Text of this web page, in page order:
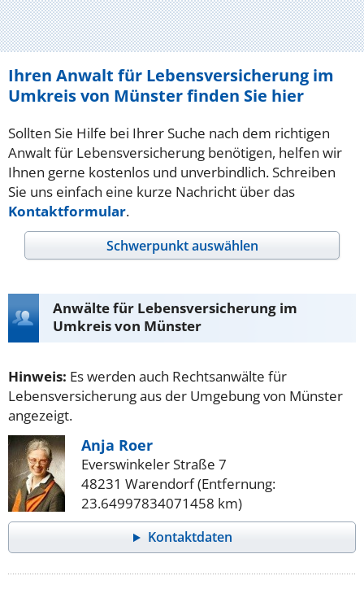
Ihren Anwalt für Lebensversicherung im
Umkreis von Münster finden Sie hier
Sollten Sie Hilfe bei Ihrer Suche nach dem richtigen
Anwalt für Lebensversicherung benötigen, helfen wir
Ihnen gerne kostenlos und unverbindlich. Schreiben
Sie uns einfach eine kurze Nachricht über das
Kontaktformular.
Schwerpunkt auswählen
Anwälte für Lebensversicherung im
Umkreis von Münster
Hinweis: Es werden auch Rechtsanwälte für
Lebensversicherung aus der Umgebung von Münster
angezeigt.
Anja Roer
Everswinkeler Straße 7
48231 Warendorf (Entfernung:
23.64997834071458 km)
Kontaktdaten